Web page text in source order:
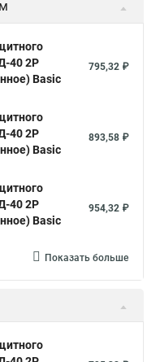
em-
2P
em-
2P
em-